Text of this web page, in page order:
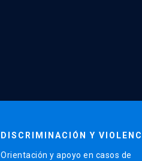
DISCRIMINACIÓN Y
Orientación y apoyo en casos de